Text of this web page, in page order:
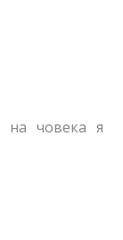
на човека я